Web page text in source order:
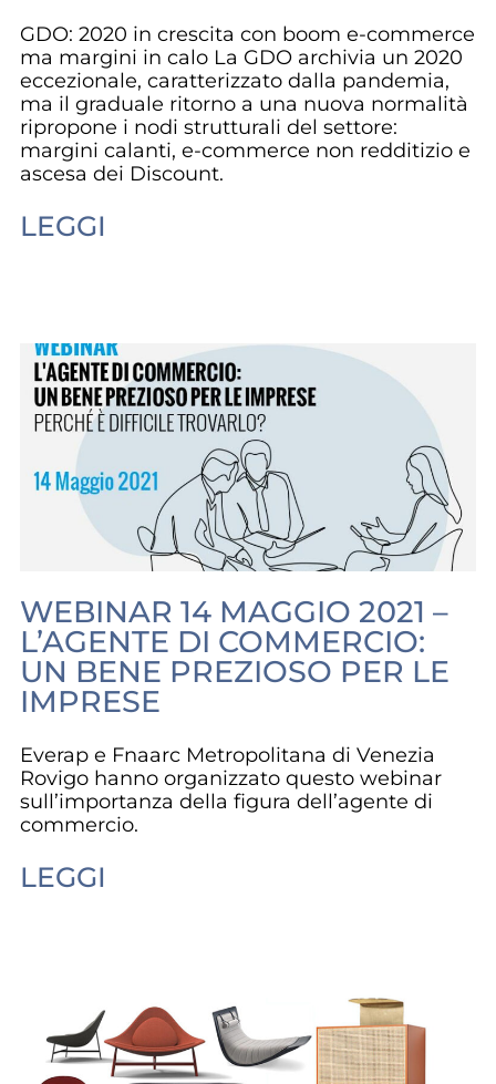
GDO: 2020 in crescita con boom e-commerce
ma margini in calo La GDO archivia un 2020
eccezionale, caratterizzato dalla pandemia,
ma il graduale ritorno a una nuova normalità
ripropone i nodi strutturali del settore:
margini calanti, e-commerce non redditizio e
ascesa dei Discount.
LEGGI
WEBINAR 14 MAGGIO 2021 –
L’AGENTE DI COMMERCIO:
UN BENE PREZIOSO PER LE
IMPRESE
Everap e Fnaarc Metropolitana di Venezia
Rovigo hanno organizzato questo webinar
sull’importanza della figura dell’agente di
commercio.
LEGGI